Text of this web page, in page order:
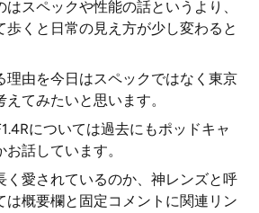
スペックや性能の話というより、
歩くと日常の見え方が少し変わると
理由を今日はスペックではなく東京
てみたいと思います。
については過去にもポッドキャ
話しています。
く愛されているのか、神レンズと呼
は概要欄と固定コメントに関連リン